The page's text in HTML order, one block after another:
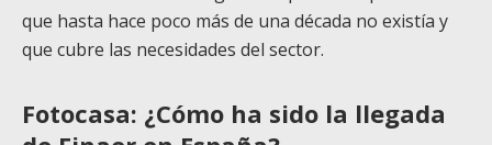
que hasta hace poco más de una década no existía y
que cubre las necesidades del sector.
Fotocasa: ¿Cómo ha sido la llegada